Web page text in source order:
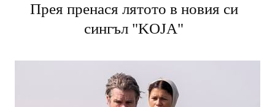
Прея пренася лятото в новия си
сингъл "KOJA"